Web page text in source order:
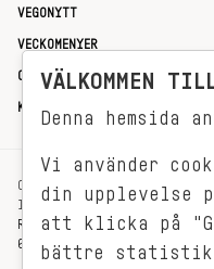
VEGONYTT
VECKOMENYER
OM OSS
KONTAKT
OXENSTIERNSGATAN 33
114 27 STOCKHOLM
08-799 62 01
VÄLKOMMEN
Denna hemsida
Vi använder
din upplevelse
att klicka på
bättre